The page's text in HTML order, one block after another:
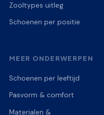
Zooltypes uitleg
Schoenen per positie
MEER ONDERWERPEN
Schoenen per leeftijd
Pasvorm & comfort
Materialen &